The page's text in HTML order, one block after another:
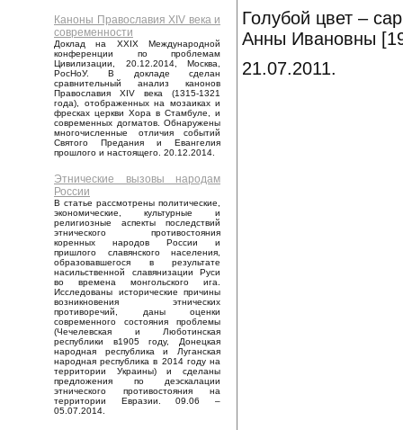
Каноны Православия XIV века и
современности
Доклад на XXIX Международной
конференции по проблемам
Цивилизации, 20.12.2014, Москва,
РосНоУ. В докладе сделан
сравнительный анализ канонов
Православия XIV века (1315-1321
года), отображенных на мозаиках и
фресках церкви Хора в Стамбуле, и
современных догматов. Обнаружены
многочисленные отличия событий
Святого Предания и Евангелия
прошлого и настоящего. 20.12.2014.
Этнические вызовы народам
России
В статье рассмотрены политические,
экономические, культурные и
религиозные аспекты последствий
этнического противостояния
коренных народов России и
пришлого славянского населения,
образовавшегося в результате
насильственной славянизации Руси
во времена монгольского ига.
Исследованы исторические причины
возникновения этнических
противоречий, даны оценки
современного состояния проблемы
(Чечелевская и Люботинская
республики в1905 году, Донецкая
народная республика и Луганская
народная республика в 2014 году на
территории Украины) и сделаны
предложения по деэскалации
этнического противостояния на
территории Евразии. 09.06 –
05.07.2014.
Голубой цвет –
Анны Ивановны
21.07.2011.